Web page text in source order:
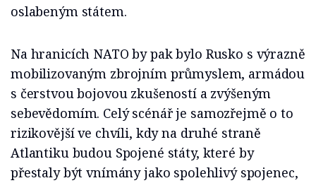
oslabeným státem.
Na hranicích NATO by pak bylo Rusko s výrazně
mobilizovaným zbrojním průmyslem, armádou
s čerstvou bojovou zkušeností a zvýšeným
sebevědomím. Celý scénář je samozřejmě o to
rizikovější ve chvíli, kdy na druhé straně
Atlantiku budou Spojené státy, které by
přestaly být vnímány jako spolehlivý spojenec,